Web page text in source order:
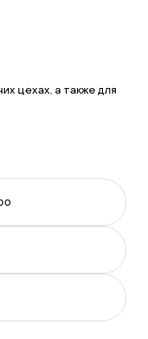
цехах, а также для